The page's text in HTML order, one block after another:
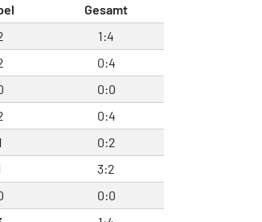
Gesamt
1:4
0:4
0:0
0:4
0:2
3:2
0:0